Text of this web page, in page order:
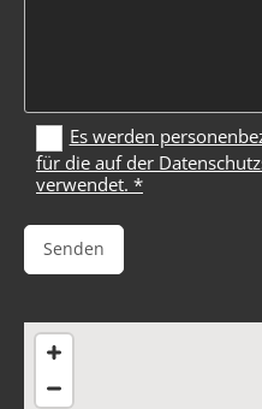
Es werden
für die auf der
verwendet. *